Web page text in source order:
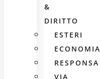
&
DIRITTO
ESTERI
ECONOMIA
RESPONSA
VIA